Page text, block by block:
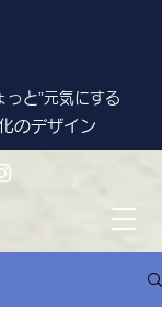
っと”元気にする
のデザイン